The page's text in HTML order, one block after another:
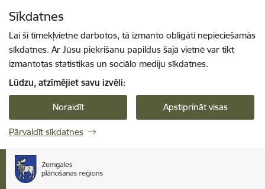
Sīkdatnes
Lai šī tīmekļvietne darbotos, tā izmanto obligāti nepieciešamās
sīkdatnes. Ar Jūsu piekrišanu papildus šajā vietnē var tikt
izmantotas statistikas un sociālo mediju sīkdatnes.
Lūdzu, atzīmējiet savu izvēli:
Noraidīt Apstiprināt visas
Pārvaldīt sīkdatnes